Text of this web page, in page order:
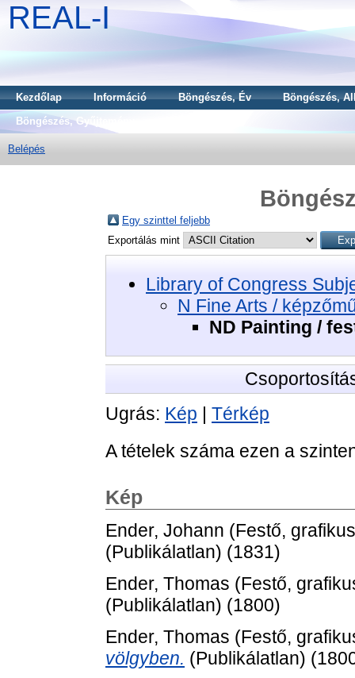
REAL-I
Kezdőlap Információ Böngészés, Év
Böngészés,
Böngészés, Gyűjtemény
Belépés
Egy szinttel feljebb
Exportálás mint
Library of Congress
N Fine Arts /
ND Painting /
Ugrás: Kép
Térkép
A tételek száma ezen a
Kép
Ender, Johann (Festő,
(Publikálatlan) (1831)
Ender, Thomas (Festő,
(Publikálatlan) (1800)
Ender, Thomas (Festő,
völgyben. (Publikálatlan)